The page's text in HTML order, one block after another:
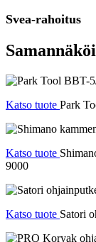
Svea-rahoitus
Katso tuote Park
Katso tuote
9000
Katso tuote Satori